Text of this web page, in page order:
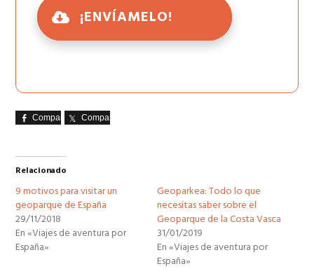
¡ENVÍAMELO!
Comparte Comparte
Relacionado
9 motivos para visitar un
geoparque de España
29/11/2018
En «Viajes de aventura por
España»
Geoparkea: Todo lo que
necesitas saber sobre el
Geoparque de la Costa Vasca
31/01/2019
En «Viajes de aventura por
España»